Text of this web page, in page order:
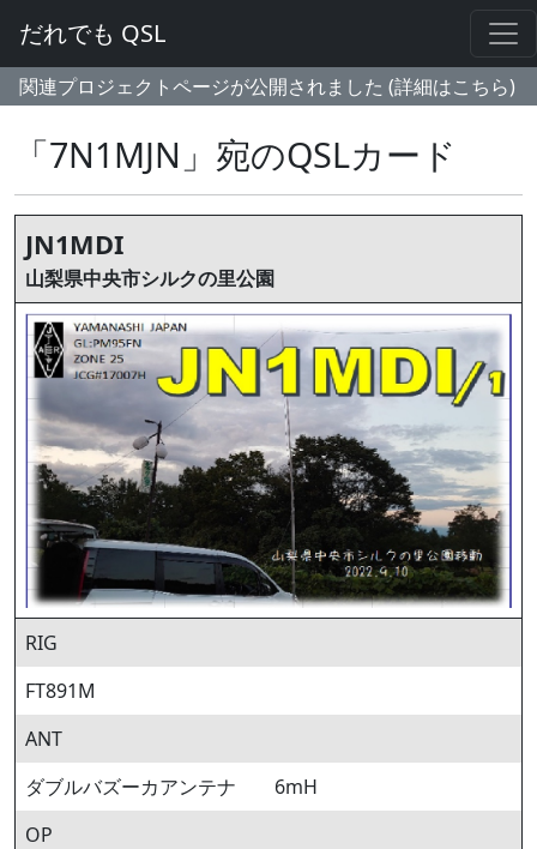
だれでも QSL
関連プロジェクトページが公開されました (詳細はこちら)
「7N1MJN」宛のQSLカード
JN1MDI
山梨県中央市シルクの里公園
RIG
FT891M
ANT
ダブルバズーカアンテナ 6mH
OP